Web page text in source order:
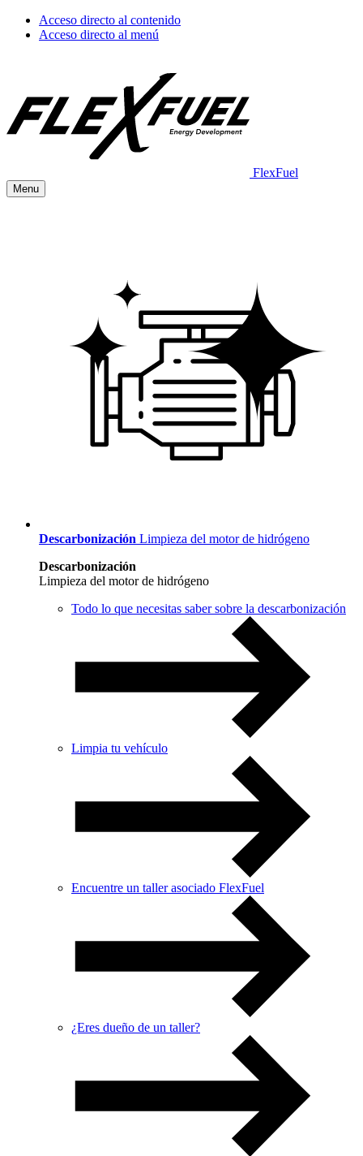
Acceso directo al contenido
Acceso directo al menú
FlexFuel
Menu
Descarbonización Limpieza del motor de hidrógeno
Descarbonización
Limpieza del motor de hidrógeno
Todo lo que necesitas saber sobre la descarbonización
Limpia tu vehículo
Encuentre un taller asociado FlexFuel
¿Eres dueño de un taller?